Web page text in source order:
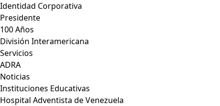
Identidad Corporativa
Presidente
100 Años
División Interamericana
Servicios
ADRA
Noticias
Instituciones Educativas
Hospital Adventista de Venezuela